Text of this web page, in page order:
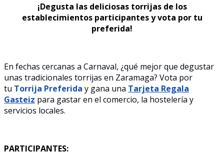
¡Degusta las deliciosas torrijas de los
establecimientos participantes y vota por tu
preferida!
En fechas cercanas a Carnaval, ¿qué mejor que degustar
unas tradicionales torrijas en Zaramaga? Vota por
tu Torrija Preferida y gana una Tarjeta Regala
Gasteiz para gastar en el comercio, la hostelería y
servicios locales.
PARTICIPANTES: